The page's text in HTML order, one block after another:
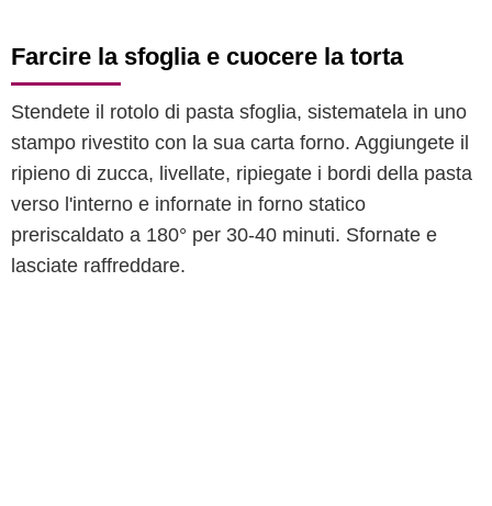
Farcire la sfoglia e cuocere la torta
Stendete il rotolo di pasta sfoglia, sistematela in uno
stampo rivestito con la sua carta forno. Aggiungete il
ripieno di zucca, livellate, ripiegate i bordi della pasta
verso l'interno e infornate in forno statico
preriscaldato a 180° per 30-40 minuti. Sfornate e
lasciate raffreddare.